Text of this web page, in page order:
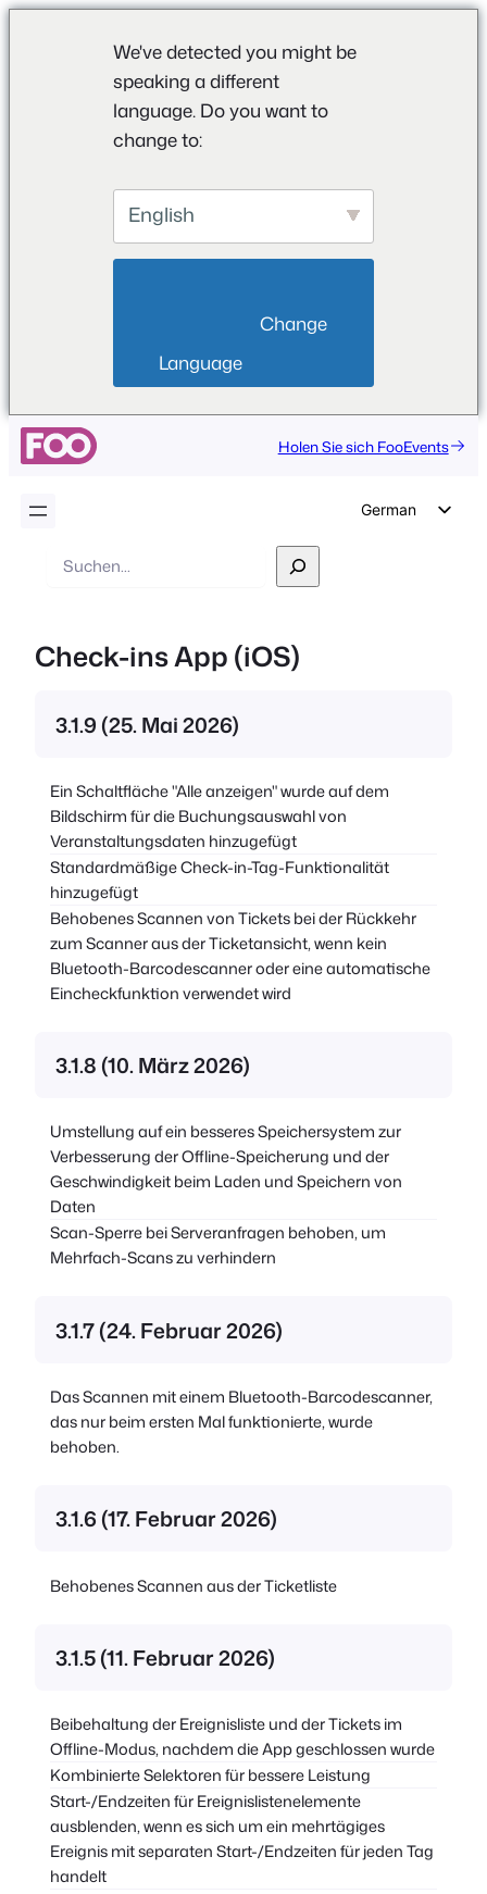
We've detected you might be
speaking a different
language. Do you want to
change to:
English
Language
Holen Sie sich FooEvents
German
Czech
Suche
Check-ins App (iOS)
3.1.9 (25. Mai 2026)
Ein Schaltfläche "Alle anzeigen" wurde auf dem
Bildschirm für die Buchungsauswahl von
Veranstaltungsdaten hinzugefügt
Standardmäßige Check-in-Tag-Funktionalität
hinzugefügt
Behobenes Scannen von Tickets bei der Rückkehr
zum Scanner aus der Ticketansicht, wenn kein
Bluetooth-Barcodescanner oder eine automatische
Eincheckfunktion verwendet wird
3.1.8 (10. März 2026)
Umstellung auf ein besseres Speichersystem zur
Verbesserung der Offline-Speicherung und der
Geschwindigkeit beim Laden und Speichern von
Daten
Scan-Sperre bei Serveranfragen behoben, um
Mehrfach-Scans zu verhindern
3.1.7 (24. Februar 2026)
Das Scannen mit einem Bluetooth-Barcodescanner,
das nur beim ersten Mal funktionierte, wurde
behoben.
3.1.6 (17. Februar 2026)
Behobenes Scannen aus der Ticketliste
3.1.5 (11. Februar 2026)
Beibehaltung der Ereignisliste und der Tickets im
Offline-Modus, nachdem die App geschlossen wurde
Kombinierte Selektoren für bessere Leistung
Start-/Endzeiten für Ereignislistenelemente
ausblenden, wenn es sich um ein mehrtägiges
Ereignis mit separaten Start-/Endzeiten für jeden Tag
handelt